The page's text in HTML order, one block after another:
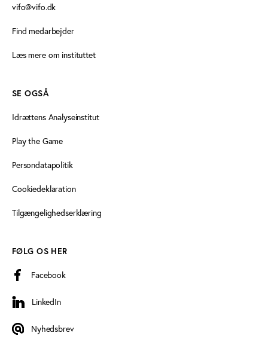
vifo@vifo.dk
Find medarbejder
Læs mere om instituttet
SE OGSÅ
Idrættens Analyseinstitut
Play the Game
Persondatapolitik
Cookiedeklaration
Tilgængelighedserklæring
FØLG OS HER
Facebook
LinkedIn
LinkedIn
Nyhedsbrev
Nyhedsbrev